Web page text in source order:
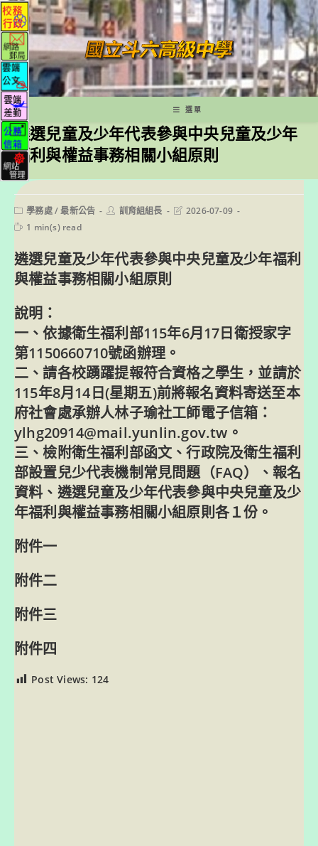
跳
轉
至
主
要
內
容
選單
遴選兒童及少年代表參與中央兒童及少年
福利與權益事務相關小組原則
Post
category:
學務處/ 最新公告
Post訓育組組長
Post2026-07-09
Reading
1 min(s) read
遴選兒童及少年代表參與中央兒童及少年福利
與權益事務相關小組原則
說明：
一、依據衛生福利部115年6月17日衛授家字
第1150660710號函辦理。
二、請各校踴躍提報符合資格之學生，並請於
115年8月14日(星期五)前將報名資料寄送至本
府社會處承辦人林子瑜社工師電子信箱：
ylhg20914@mail.yunlin.gov.tw。
三、檢附衛生福利部函文、行政院及衛生福利
部設置兒少代表機制常見問題（FAQ）、報名
資料、遴選兒童及少年代表參與中央兒童及少
年福利與權益事務相關小組原則各１份。
附件一
附件二
附件三
附件四
Post Views: 124